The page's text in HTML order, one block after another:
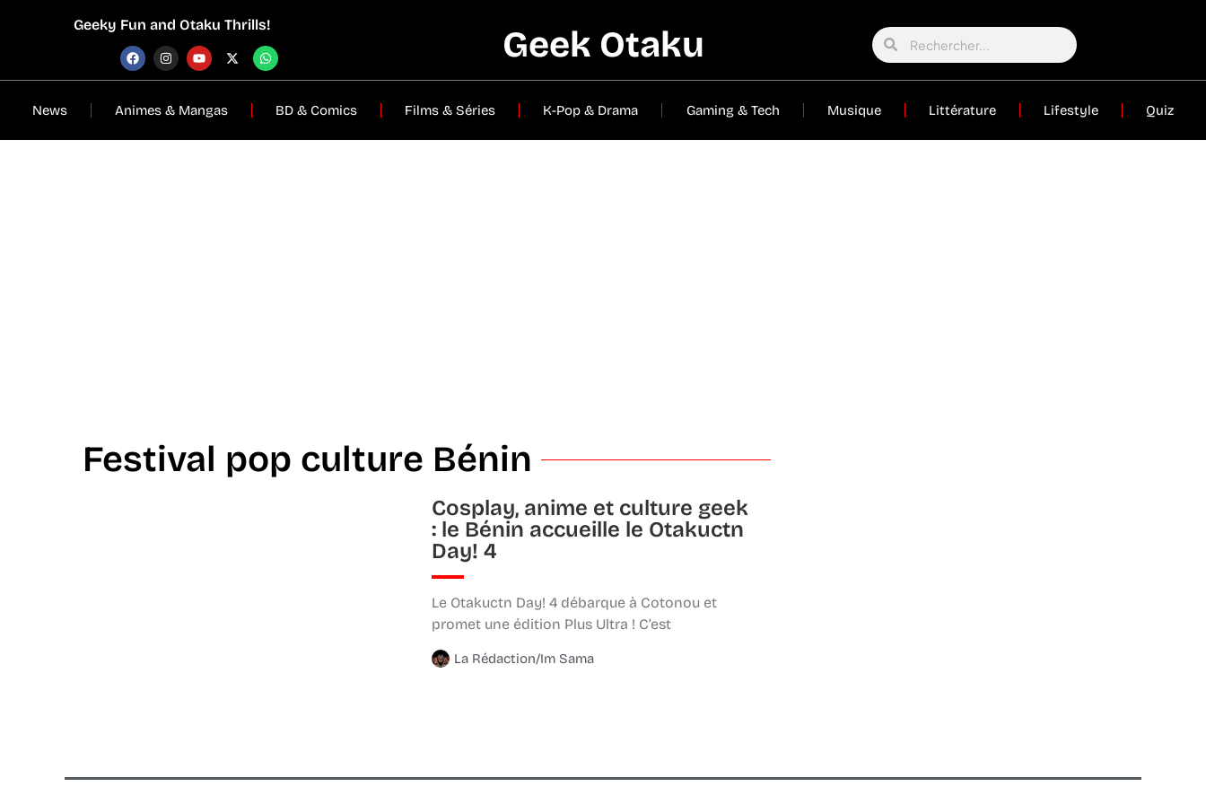
Geeky Fun and Otaku Thrills! Geek Otaku
News Animes & Mangas BD & Comics Films & Séries K-Pop & Drama Gaming & Tech Musique Littérature Lifestyle Quiz
Festival pop culture Bénin
Cosplay, anime et culture geek
: le Bénin accueille le Otakuctn
Day! 4
Le Otakuctn Day! 4 débarque à Cotonou et
promet une édition Plus Ultra ! C’est
La Rédaction/Im Sama